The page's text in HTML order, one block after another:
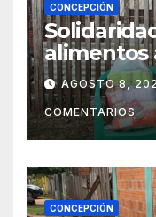
CONCEPCIÓN
alimentos
ahora
subsistir
AGOSTO 8,
COMENTARIOS
CONCEPCIÓN